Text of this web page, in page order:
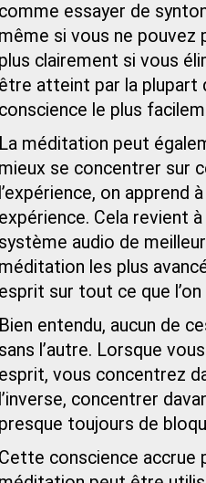
comme essayer de
même si vous ne pouvez
plus clairement si vous
être atteint par la plupart
conscience le plus
La méditation peut
mieux se concentrer sur
l’expérience, on
expérience. Cela revient
système audio de
méditation les plus
esprit sur tout ce que l’on
Bien entendu, aucun de
sans l’autre. Lorsque
esprit, vous concentrez
l’inverse, concentrer
presque toujours de
Cette conscience accrue